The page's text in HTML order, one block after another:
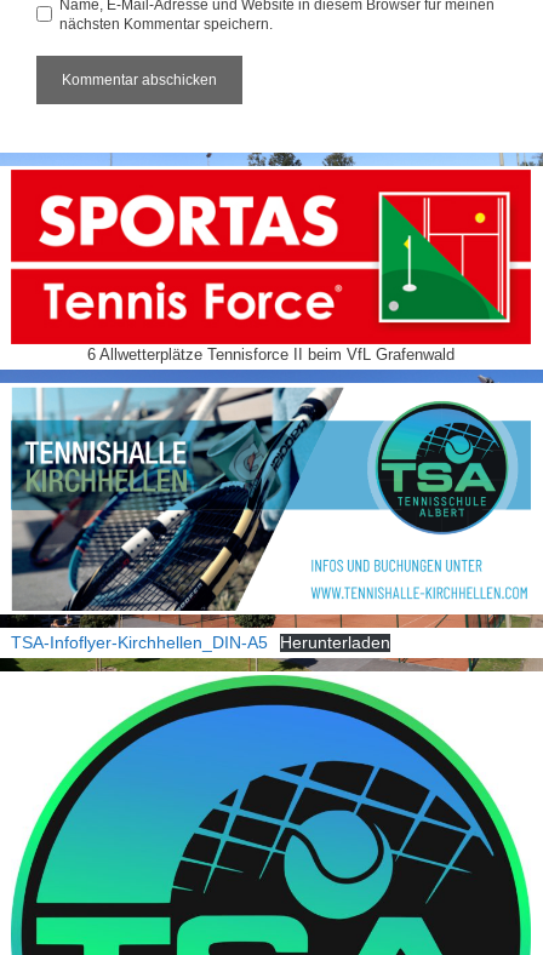
Name, E-Mail-Adresse und Website in diesem Browser für meinen
nächsten Kommentar speichern.
6 Allwetterplätze Tennisforce II beim VfL Grafenwald
TSA-Infoflyer-Kirchhellen_DIN-A5 Herunterladen